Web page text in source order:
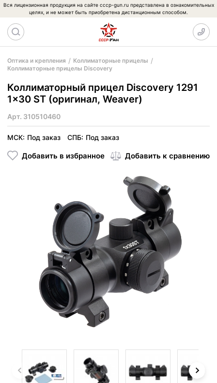
Вся лицензионная продукция на сайте cccp-gun.ru представлена в ознакомительных
целях, и не может быть приобретена дистанционным способом.
Оптика и крепления
Коллиматорные прицелы
Коллиматорные прицелы Discovery
Коллиматорный прицел Discovery 1291
1x30 ST (оригинал, Weaver)
Арт. 310510460
МСК: Под заказ СПБ: Под заказ
Добавить в избранное Добавить к сравнению